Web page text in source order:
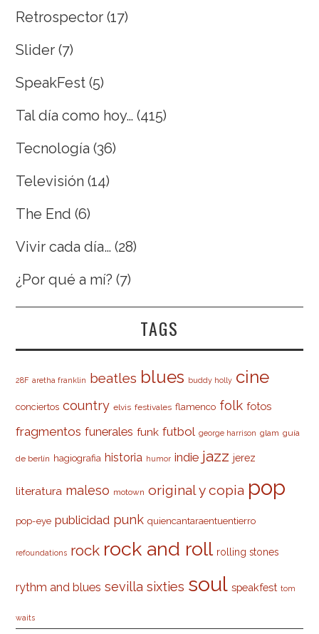
Retrospector (17)
Slider (7)
SpeakFest (5)
Tal día como hoy… (415)
Tecnología (36)
Televisión (14)
The End (6)
Vivir cada día… (28)
¿Por qué a mí? (7)
TAGS
28F aretha franklin beatles blues buddy holly cine
conciertos country elvis festivales flamenco folk fotos
fragmentos funerales funk futbol george harrison glam guía
de berlín hagiografia historia humor indie jazz jerez
literatura maleso motown original y copia pop
pop-eye publicidad punk quiencantaraentuentierro
refoundations rock rock and roll rolling stones
rythm and blues sevilla sixties soul speakfest tom
waits